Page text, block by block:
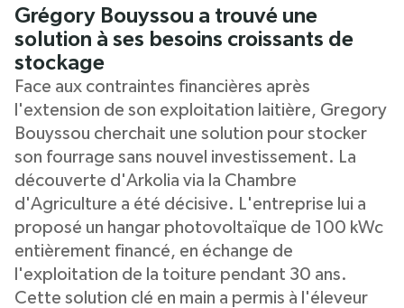
Grégory Bouyssou a trouvé une
solution à ses besoins croissants de
stockage
Face aux contraintes financières après
l'extension de son exploitation laitière, Gregory
Bouyssou cherchait une solution pour stocker
son fourrage sans nouvel investissement. La
découverte d'Arkolia via la Chambre
d'Agriculture a été décisive. L'entreprise lui a
proposé un hangar photovoltaïque de 100 kWc
entièrement financé, en échange de
l'exploitation de la toiture pendant 30 ans.
Cette solution clé en main a permis à l'éleveur